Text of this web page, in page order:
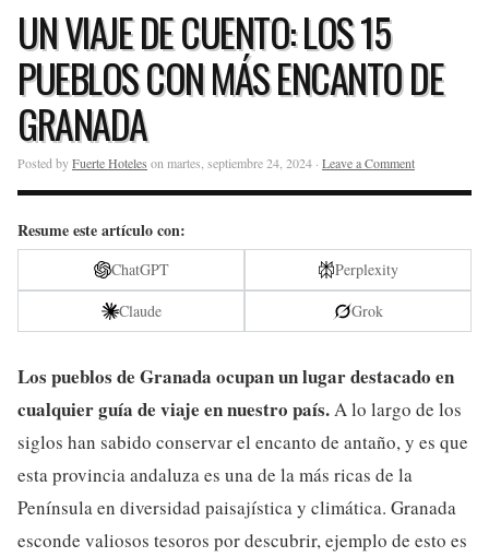
UN VIAJE DE CUENTO: LOS 15
PUEBLOS CON MÁS ENCANTO DE
GRANADA
Posted byFuerte Hoteles on martes, septiembre 24, 2024 · Leave a Comment
Resume este artículo con:
ChatGPT
Perplexity
Claude
Grok
Los pueblos de Granada ocupan un lugar destacado en
cualquier guía de viaje en nuestro país.A lo largo de los
siglos han sabido conservar el encanto de antaño, y es que
esta provincia andaluza es una de la más ricas de la
Península en diversidad paisajística y climática. Granada
esconde valiosos tesoros por descubrir, ejemplo de esto es